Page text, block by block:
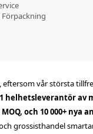
eftersom vår största
helhetsleverantör av
och 10 000+ nya
grossisthandel